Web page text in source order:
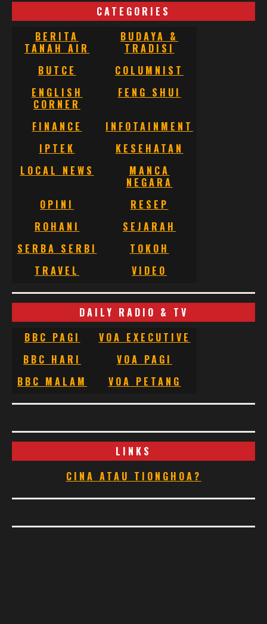
CATEGORIES
BERITA
TANAH AIR
BUDAYA &
TRADISI
BUTCE
COLUMNIST
ENGLISH
CORNER
FENG SHUI
FINANCE
INFOTAINMENT
IPTEK
KESEHATAN
LOCAL NEWS
MANCA
NEGARA
OPINI
RESEP
ROHANI
SEJARAH
SERBA SERBI
TOKOH
TRAVEL
VIDEO
DAILY RADIO & TV
BBC PAGI
VOA EXECUTIVE
BBC HARI
VOA PAGI
BBC MALAM
VOA PETANG
LINKS
CINA ATAU TIONGHOA?